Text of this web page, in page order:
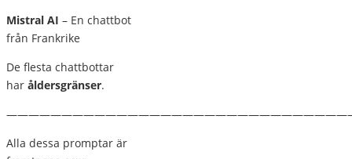
Mistral AI – En chattbot
från Frankrike
De flesta chattbottar
har åldersgränser.
Alla dessa promptar är